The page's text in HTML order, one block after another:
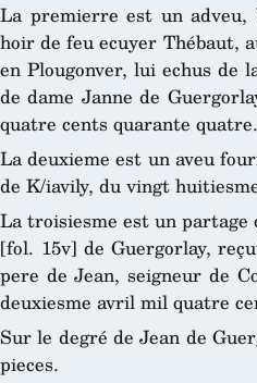
La premierre est un
hoir de feu ecuyer Thébaut,
en Plougonver, lui echus de
de dame Janne de
quatre cents quarante quatre.
La deuxieme est un aveu
de K/iavily, du vingt
La troisiesme est un partage
[fol. 15v] de Guergorlay,
pere de Jean, seigneur de
deuxiesme avril mil quatre
Sur le degré de Jean de
pieces.